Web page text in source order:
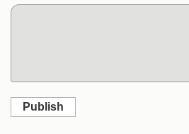
Publish